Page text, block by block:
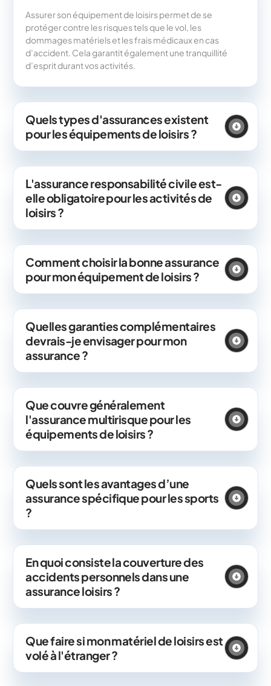
Assurer son équipement de loisirs permet de se
protéger contre les risques tels que le vol, les
dommages matériels et les frais médicaux en cas
d’accident. Cela garantit également une tranquillité
d’esprit durant vos activités.
Quels types d'assurances existent
pour les équipements de loisirs ?
L'assurance responsabilité civile est-
elle obligatoire pour les activités de
loisirs ?
Comment choisir la bonne assurance
pour mon équipement de loisirs ?
Quelles garanties complémentaires
devrais-je envisager pour mon
assurance ?
Que couvre généralement
l'assurance multirisque pour les
équipements de loisirs ?
Quels sont les avantages d’une
assurance spécifique pour les sports
?
En quoi consiste la couverture des
accidents personnels dans une
assurance loisirs ?
Que faire si mon matériel de loisirs est
volé à l'étranger ?